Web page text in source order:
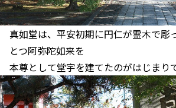
真如堂は、平安初期に円仁が霊木で彫
とつ阿弥陀如来を
本尊として堂宇を建てたのがはじまりで